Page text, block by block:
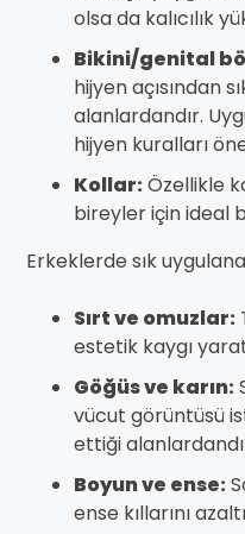
olsa da kalıcılık
Bikini/genital
hijyen açısından
alanlardandır.
hijyen kuralları
Kollar:Özellikle
bireyler için ideal
Erkeklerde sık
Sırt ve omuzlar:
estetik kaygı
Göğüs ve karın:
vücut görüntüsü
ettiği
Boyun ve ense:
ense kıllarını